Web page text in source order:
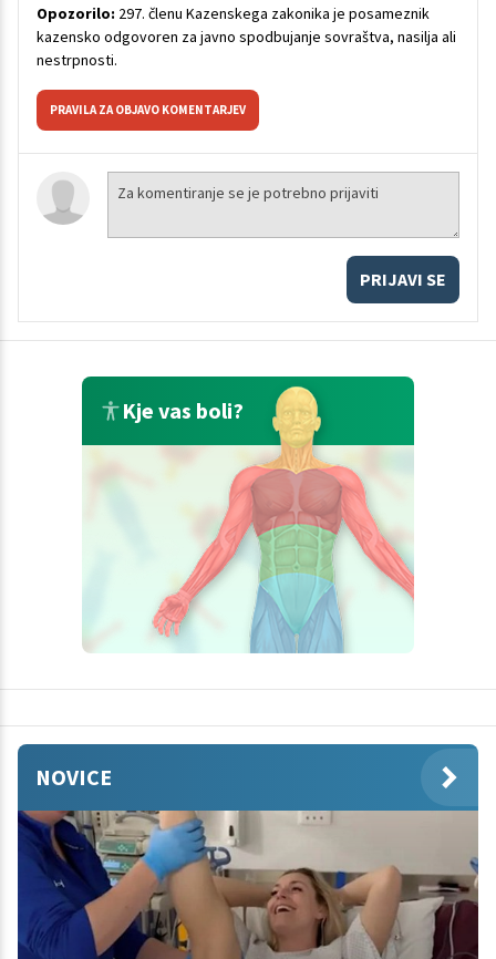
Opozorilo: 297. členu Kazenskega zakonika je posameznik
kazensko odgovoren za javno spodbujanje sovraštva, nasilja ali
nestrpnosti.
PRAVILA ZA OBJAVO KOMENTARJEV
PRIJAVI SE
Kje vas boli?
NOVICE